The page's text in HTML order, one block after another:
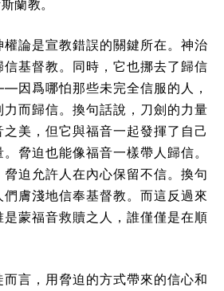
蘭教。
論是宣教錯誤的關鍵所在。神治
基督教。同時，它也挪去了歸信
因爲哪怕那些未完全信服的人，
而歸信。換句話說，刀劍的力量
美，但它與福音一起發揮了自己
。脅迫也能像福音一樣帶人歸信。
迫允許人在內心保留不信。換句
膚淺地信奉基督教。而這反過來
是蒙福音救贖之人，誰僅僅是在順
言，用脅迫的方式帶來的信心和